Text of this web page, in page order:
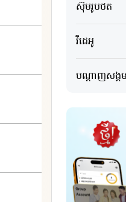
ស៊ុមរូបថត
វីដេអូ
បណ្ដាញសង្គ